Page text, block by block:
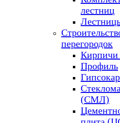
лестниц
перегородок
Кирпичи
Профиль
(СМЛ)